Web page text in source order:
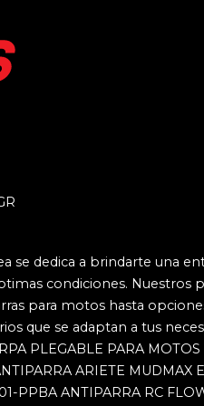
se dedica a brindarte una
condiciones. Nuestros
para motos hasta
que se adaptan a tus
PLEGABLE PARA MOTOS
ARIETE MUDMAX
PPBA ANTIPARRA RC